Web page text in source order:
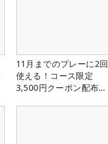
11月までのプレーに2回
使える！コース限定
3,500円クーポン配布